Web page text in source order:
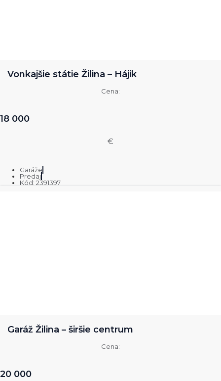
Vonkajšie státie Žilina – Hájik
Cena:
18 000
€
Garáže
Predaj
Kód: 2391397
Garáž Žilina – širšie centrum
Cena:
20 000